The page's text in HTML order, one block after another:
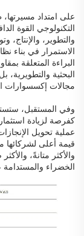
التكنولوجي القوة
والتطوير،
الاستمرار في بناء
البراءة المتعلقة
البحثية
مجالات إكسسوارات
كفرصة لزيادة
عملية تحويل
قيمة أعلى لشركائها
والأكثر متانةً،
الخضراء والمستدامة